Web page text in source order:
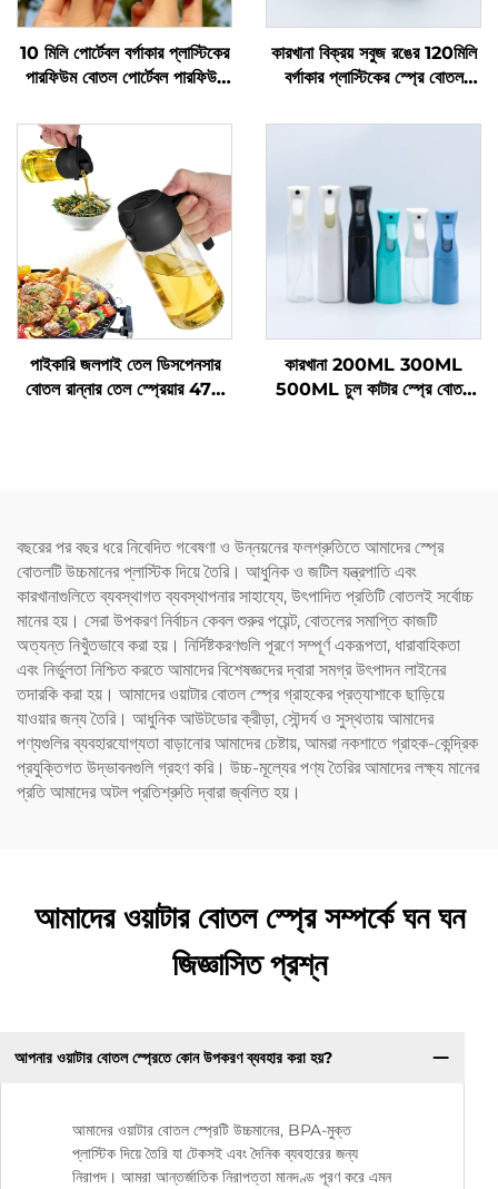
10 মিলি পোর্টেবল বর্গাকার প্লাস্টিকের
পারফিউম বোতল পোর্টেবল পারফিউম
কারখানা বিক্রয় সবুজ রঙের 120মিলি
বর্গাকার প্লাস্টিকের স্প্রে বোতল
পাইকারি জলপাই তেল ডিসপেনসার
বোতল রান্নার তেল স্প্রেয়ার 470
কারখানা 200ML 300ML
500ML চুল কাটার স্প্রে বোতল
বছরের পর বছর ধরে নিবেদিত গবেষণা ও উন্নয়নের ফলশ্রুতিতে আমাদের স্প্রে
বোতলটি উচ্চমানের প্লাস্টিক দিয়ে তৈরি। আধুনিক ও জটিল যন্ত্রপাতি এবং
কারখানাগুলিতে ব্যবস্থাগত ব্যবস্থাপনার সাহায্যে, উৎপাদিত প্রতিটি বোতলই সর্বোচ্চ
মানের হয়। সেরা উপকরণ নির্বাচন কেবল শুরুর পয়েন্ট, বোতলের সমাপ্তি কাজটি
অত্যন্ত নিখুঁতভাবে করা হয়। নির্দিষ্টকরণগুলি পূরণে সম্পূর্ণ একরূপতা, ধারাবাহিকতা
এবং নির্ভুলতা নিশ্চিত করতে আমাদের বিশেষজ্ঞদের দ্বারা সমগ্র উৎপাদন লাইনের
তদারকি করা হয়। আমাদের ওয়াটার বোতল স্প্রে গ্রাহকের প্রত্যাশাকে ছাড়িয়ে
যাওয়ার জন্য তৈরি। আধুনিক আউটডোর ক্রীড়া, সৌন্দর্য ও সুস্থতায় আমাদের
পণ্যগুলির ব্যবহারযোগ্যতা বাড়ানোর আমাদের চেষ্টায়, আমরা নকশাতে গ্রাহক-কেন্দ্রিক
প্রযুক্তিগত উদ্ভাবনগুলি গ্রহণ করি। উচ্চ-মূল্যের পণ্য তৈরির আমাদের লক্ষ্য মানের
প্রতি আমাদের অটল প্রতিশ্রুতি দ্বারা জ্বলিত হয়।
আমাদের ওয়াটার বোতল স্প্রে সম্পর্কে ঘন ঘন
জিজ্ঞাসিত প্রশ্ন
আপনার ওয়াটার বোতল স্প্রেতে কোন উপকরণ ব্যবহার করা হয়?
আমাদের ওয়াটার বোতল স্প্রেটি উচ্চমানের, BPA-মুক্ত
প্লাস্টিক দিয়ে তৈরি যা টেকসই এবং দৈনিক ব্যবহারের জন্য
নিরাপদ। আমরা আন্তর্জাতিক নিরাপত্তা মানদণ্ড পূরণ করে এমন